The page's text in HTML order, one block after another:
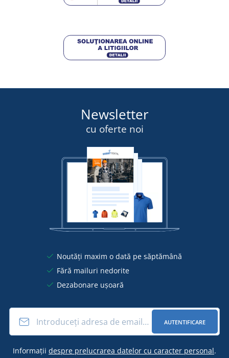
Newsletter
cu oferte noi
Noutăți maxim o dată pe săptămână
Fără mailuri nedorite
Dezabonare ușoară
AUTENTIFICARE
Informații despre prelucrarea datelor cu caracter personal.